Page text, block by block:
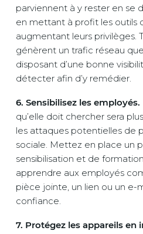
parviennent à y rester en se
en mettant à profit les outils
augmentant leurs privilèges.
génèrent un trafic réseau
disposant d’une bonne
détecter afin d’y remédier.
6. Sensibilisez les employés.
qu’elle doit chercher sera
les attaques potentielles de
sociale. Mettez en place un
sensibilisation et de
apprendre aux employés
pièce jointe, un lien ou un e-
confiance.
7. Protégez les appareils en